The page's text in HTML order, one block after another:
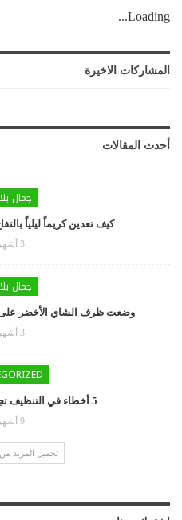
Loading...
المشاركات الاخيرة
أحدث المقالات
جمال
كيف تعدين كريماً ليلياً
3 أشهر منذ
جمال
وضعت ظرف الشاي الأخضر على
3 أشهر منذ
5 أخطاء في التنظيف تجذب الغبار إلى المنزل
9 أشهر منذ
تحميل المزيد